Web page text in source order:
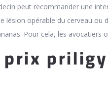
peut recommander une
lésion opérable du cerveau ou
Pour cela, les avocatiers
prix priligy